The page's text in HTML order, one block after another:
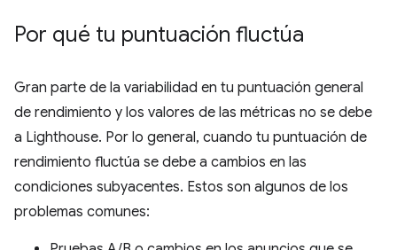
Por qué tu puntuación fluctúa
Gran parte de la variabilidad en tu puntuación general
de rendimiento y los valores de las métricas no se debe
a Lighthouse. Por lo general, cuando tu puntuación de
rendimiento fluctúa se debe a cambios en las
condiciones subyacentes. Estos son algunos de los
problemas comunes: